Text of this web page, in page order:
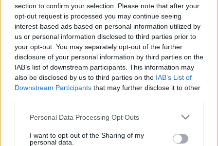
section to confirm your selection. Please note that after your
opt-out request is processed you may continue seeing
interest-based ads based on personal information utilized by
us or personal information disclosed to third parties prior to
your opt-out. You may separately opt-out of the further
disclosure of your personal information by third parties on the
IAB’s list of downstream participants. This information may
also be disclosed by us to third parties on the IAB’s List of
Downstream Participants that may further disclose it to other
Please note that this website/app uses one or more Google
not limited to your visit or usage behaviour. You may click to
Personal Data Processing Opt Outs
I want to opt-out of the Sharing of my
personal data.
A BAROKK ÖSSZES ÁRNYALATA ÉS MÉG EGY SOR
KIVÁLÓ PROGRAM VÁR MINDENKIT EZEN A HÉTVÉGÉN
GYŐRBEN
Középpontban a hagyományőrzés, de lesz Pogány Induló és
Majka koncert, jóga szeánsz, “borhajózás” és egy csomó minden
más.
Szólj hozzá!